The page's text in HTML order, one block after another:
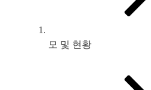
모 및 현황